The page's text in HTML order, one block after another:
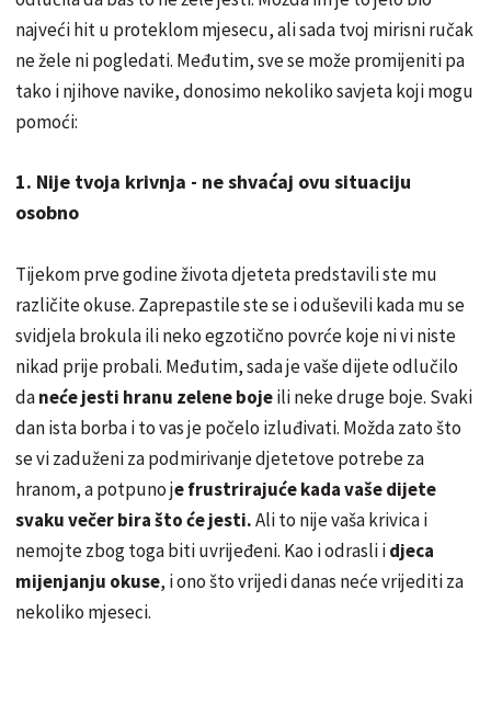
najveći hit u proteklom mjesecu, ali sada tvoj mirisni ručak
ne žele ni pogledati. Međutim, sve se može promijeniti pa
tako i njihove navike, donosimo nekoliko savjeta koji mogu
pomoći:
1. Nije tvoja krivnja - ne shvaćaj ovu situaciju
osobno
Tijekom prve godine života djeteta predstavili ste mu
različite okuse. Zaprepastile ste se i oduševili kada mu se
svidjela brokula ili neko egzotično povrće koje ni vi niste
nikad prije probali. Međutim, sada je vaše dijete odlučilo
daneće jesti hranu zelene bojeili neke druge boje. Svaki
dan ista borba i to vas je počelo izluđivati. Možda zato što
se vi zaduženi za podmirivanje djetetove potrebe za
hranom, a potpuno je frustrirajuće kada vaše dijete
svaku večer bira što će jesti.Ali to nije vaša krivica i
nemojte zbog toga biti uvrijeđeni. Kao i odrasli idjeca
mijenjanju okuse, i ono što vrijedi danas neće vrijediti za
nekoliko mjeseci.